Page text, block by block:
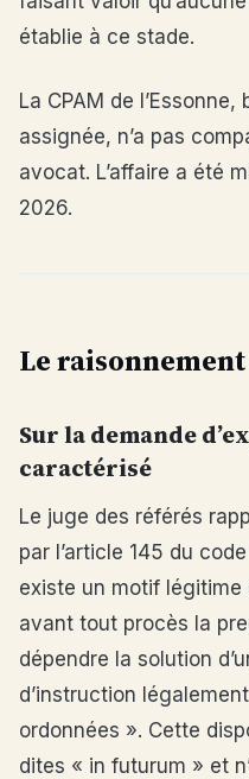
établie à ce stade.
La CPAM de
assignée, n’a pas
avocat. L’affaire a été
2026.
Le
Sur la demande
caractérisé
Le juge des référés
par l’article 145 du
existe un motif légitime
avant tout procès la
dépendre la solution
d’instruction
ordonnées ». Cette
dites « in futurum » et